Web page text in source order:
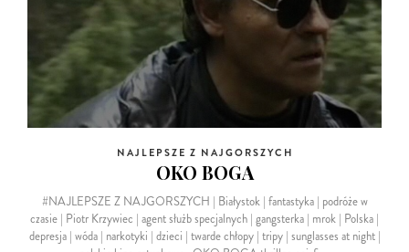
NAJLEPSZE Z NAJGORSZYCH
OKO BOGA
#NAJLEPSZE Z NAJGORSZYCH | Białystok | fantastyka | podróże w
czasie | Piotr Krzywiec | agent służb specjalnych | gangsterka | mrok | Polska |
depresja | wóda | narkotyki | dzieci | twarde chłopy | tripy | sunglasses at night |